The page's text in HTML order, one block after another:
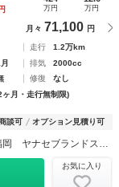
万円 万円
月々 71,100 円
走行
1.2万km
排気
2000cc
修復
なし
ヶ月・走行無制限)
談可 オプション見積り可
お気に入り